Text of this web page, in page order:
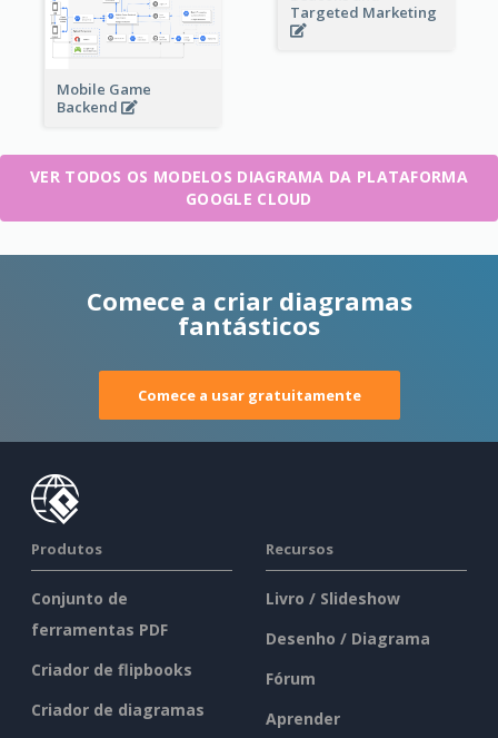
Targeted Marketing
Mobile Game
Backend
VER TODOS OS MODELOS DIAGRAMA DA PLATAFORMA
GOOGLE CLOUD
Comece a criar diagramas
fantásticos
Comece a usar gratuitamente
Produtos
Conjunto de
ferramentas PDF
Criador de flipbooks
Criador de diagramas
Recursos
Livro / Slideshow
Desenho / Diagrama
Fórum
Aprender